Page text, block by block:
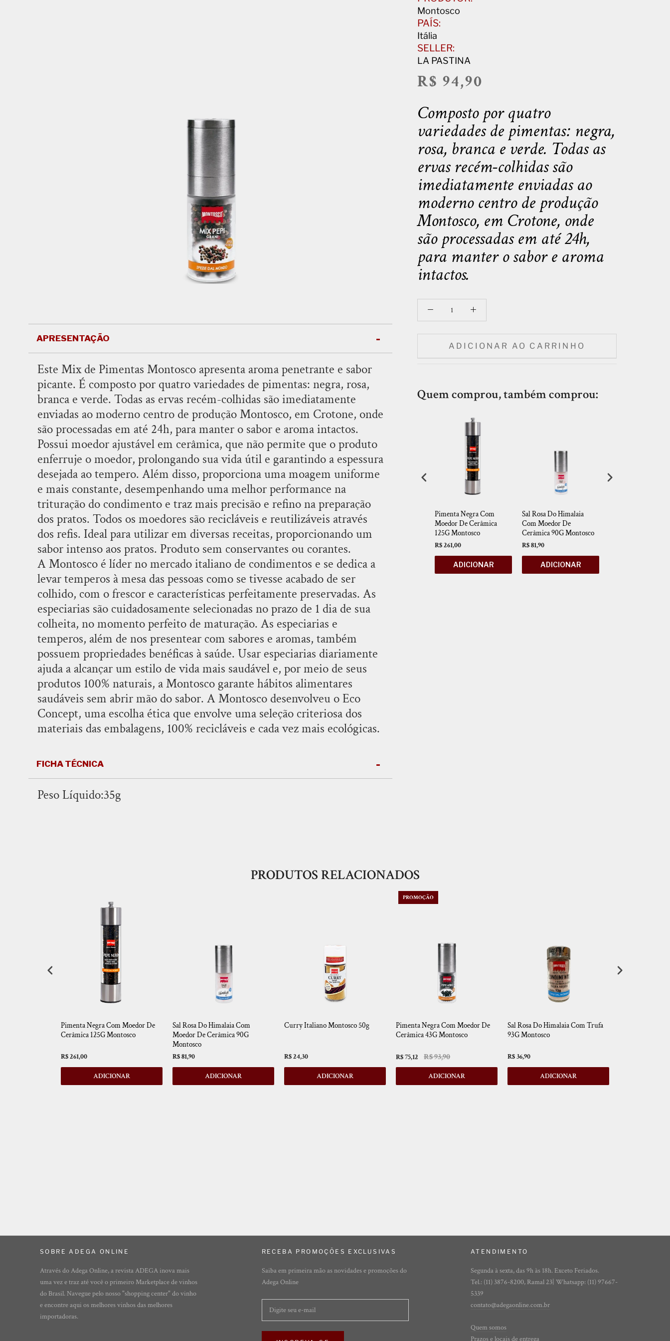
Montosco
PAÍS:
Itália
SELLER:
LA PASTINA
R$ 94,90
Composto por quatro
variedades de pimentas: negra,
rosa, branca e verde. Todas as
ervas recém-colhidas são
imediatamente enviadas ao
moderno centro de produção
Montosco, em Crotone, onde
são processadas em até 24h,
para manter o sabor e aroma
intactos.
ADICIONAR AO CARRINHO
Quem comprou, também comprou:
Sal Rosa Do Himalaia
Com Trufa 93G Montosco
R$ 36,90
ADICIONAR
Pimenta Calabresa Com
Moedor De Cerâmica 25G
Montosco
R$ 84,90
ADICIONAR
PROMOÇÃO
Molho Azeitonas Italiano
320G La Pastina - Pronto
Para Consumo
R$ 27,92 R$ 34,90
ADICIONAR
Pesto Genovese Trufado
180G La Pastina
ADICIONAR
Pimenta Negra Com
Moedor De Cerâmica
125G Montosco
R$ 261,00
ADICIONAR
Sal Rosa Do Himalaia
Com Moedor De
Cerâmica 90G Montosco
R$ 81,90
ADICIONAR
APRESENTAÇÃO
Este Mix de Pimentas Montosco apresenta aroma penetrante e sabor
picante. É composto por quatro variedades de pimentas: negra, rosa,
branca e verde. Todas as ervas recém-colhidas são imediatamente
enviadas ao moderno centro de produção Montosco, em Crotone, onde
são processadas em até 24h, para manter o sabor e aroma intactos.
Possui moedor ajustável em cerâmica, que não permite que o produto
enferruje o moedor, prolongando sua vida útil e garantindo a espessura
desejada ao tempero. Além disso, proporciona uma moagem uniforme
e mais constante, desempenhando uma melhor performance na
trituração do condimento e traz mais precisão e refino na preparação
dos pratos. Todos os moedores são recicláveis e reutilizáveis através
dos refis. Ideal para utilizar em diversas receitas, proporcionando um
sabor intenso aos pratos. Produto sem conservantes ou corantes.
A Montosco é líder no mercado italiano de condimentos e se dedica a
levar temperos à mesa das pessoas como se tivesse acabado de ser
colhido, com o frescor e características perfeitamente preservadas. As
especiarias são cuidadosamente selecionadas no prazo de 1 dia de sua
colheita, no momento perfeito de maturação. As especiarias e
temperos, além de nos presentear com sabores e aromas, também
possuem propriedades benéficas à saúde. Usar especiarias diariamente
ajuda a alcançar um estilo de vida mais saudável e, por meio de seus
produtos 100% naturais, a Montosco garante hábitos alimentares
saudáveis sem abrir mão do sabor. A Montosco desenvolveu o Eco
Concept, uma escolha ética que envolve uma seleção criteriosa dos
materiais das embalagens, 100% recicláveis ​​e cada vez mais ecológicas.
FICHA TÉCNICA
Peso Líquido:35g
PRODUTOS RELACIONADOS
Pimenta Negra Com Moedor De
Cerâmica 125G Montosco
R$ 261,00
ADICIONAR
Sal Rosa Do Himalaia Com
Moedor De Cerâmica 90G
Montosco
R$ 81,90
ADICIONAR
Curry Italiano Montosco 50g
R$ 24,30
ADICIONAR
PROMOÇÃO
Pimenta Negra Com Moedor De
Cerâmica 43G Montosco
R$ 75,12 R$ 93,90
ADICIONAR
Sal Rosa Do Himalaia Com Trufa
93G Montosco
R$ 36,90
ADICIONAR
SOBRE ADEGA ONLINE
Através do Adega Online, a revista ADEGA inova mais
uma vez e traz até você o primeiro Marketplace de vinhos
do Brasil. Navegue pelo nosso "shopping center" do vinho
e encontre aqui os melhores vinhos das melhores
importadoras.
RECEBA PROMOÇÕES EXCLUSIVAS
Saiba em primeira mão as novidades e promoções do
Adega Online
ATENDIMENTO
Segunda à sexta, das 9h às 18h. Exceto Feriados.
Tel.: (11) 3876-8200, Ramal 23| Whatsapp: (11) 97667-
5339
contato@adegaonline.com.br
Quem somos
Prazos e locais de entrega